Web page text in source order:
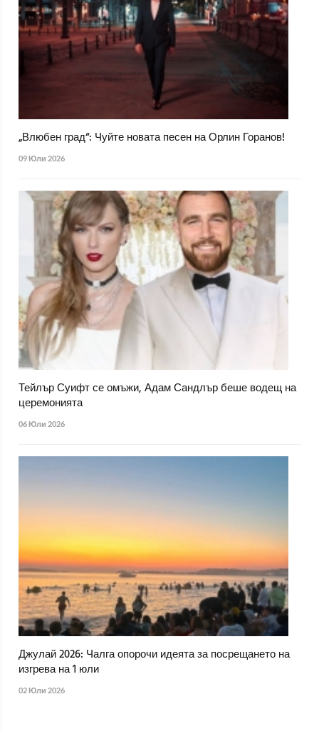
„Влюбен град“: Чуйте новата песен на Орлин Горанов!
09 Юли 2026
Тейлър Суифт се омъжи, Адам Сандлър беше водещ на
церемонията
06 Юли 2026
Джулай 2026: Чалга опорочи идеята за посрещането на
изгрева на 1 юли
02 Юли 2026